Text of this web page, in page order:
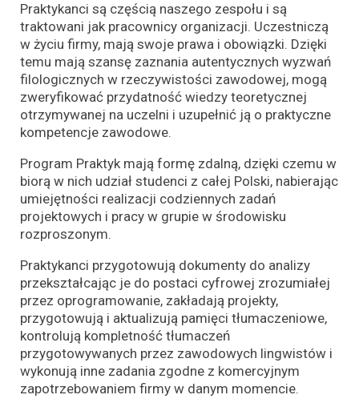
Praktykanci są częścią naszego zespołu i są
traktowani jak pracownicy organizacji. Uczestniczą
w życiu firmy, mają swoje prawa i obowiązki. Dzięki
temu mają szansę zaznania autentycznych wyzwań
filologicznych w rzeczywistości zawodowej, mogą
zweryfikować przydatność wiedzy teoretycznej
otrzymywanej na uczelni i uzupełnić ją o praktyczne
kompetencje zawodowe.
Program Praktyk mają formę zdalną, dzięki czemu w
biorą w nich udział studenci z całej Polski, nabierając
umiejętności realizacji codziennych zadań
projektowych i pracy w grupie w środowisku
rozproszonym.
Praktykanci przygotowują dokumenty do analizy
przekształcając je do postaci cyfrowej zrozumiałej
przez oprogramowanie, zakładają projekty,
przygotowują i aktualizują pamięci tłumaczeniowe,
kontrolują kompletność tłumaczeń
przygotowywanych przez zawodowych lingwistów i
wykonują inne zadania zgodne z komercyjnym
zapotrzebowaniem firmy w danym momencie.